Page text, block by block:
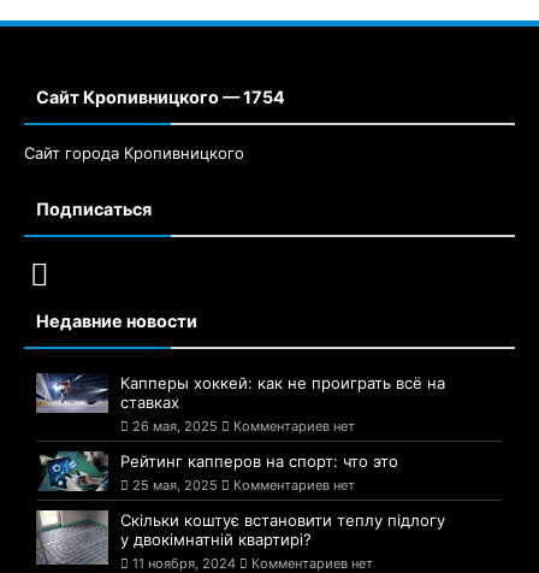
Сайт Кропивницкого — 1754
Сайт города Кропивницкого
Подписаться
Недавние новости
Капперы хоккей: как не проиграть всё на
ставках
26 мая, 2025 Комментариев нет
Рейтинг капперов на спорт: что это
25 мая, 2025 Комментариев нет
Скільки коштує встановити теплу підлогу
у двокімнатній квартирі?
11 ноября, 2024 Комментариев нет